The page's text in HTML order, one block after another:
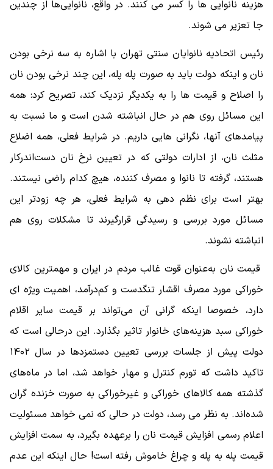
هزینه نانوایی ها را کسر می کنند. در واقع، نانوایی‌ها از چندین
جا تعزیر می شوند.
رئیس اتحادیه نانوایان سنتی تهران با اشاره به سه نرخی بودن
نان و اینکه دولت باید به صورت پله پله، این چند نرخی بودن نان
را اصلاح و قیمت ها را به یکدیگر نزدیک کند، تصریح کرد: همه
این مسائل روی هم در حال انباشته شدن است و ما نسبت به
پیامدهای آنها، نگرانی هایی داریم. در شرایط فعلی، همه اضلاع
مثلث نان، از ادارات دولتی که در تعیین نرخ نان دست‌اندرکار
هستند، گرفته تا نانوا و مصرف کننده، هیچ کدام راضی نیستند.
بهتر است برای نظم دهی به شرایط فعلی، هر چه زودتر این
مسائل مورد بررسی و رسیدگی قرارگیرند تا مشکلات روی هم
انباشته نشوند.
قیمت نان به‌عنوان قوت غالب مردم در ایران و مهمترین کالای
خوراکی مورد مصرف اقشار تنگدست و کم‌درآمد، اهمیت ویژه ای
دارد، خصوصا اینکه گرانی آن می‌تواند بر قیمت سایر اقلام
خوراکی سبد هزینه‌های خانوار تاثیر بگذارد. این درحالی است که
دولت پیش از جلسات بررسی تعیین دستمزدها در سال ۱۴۰۲
تاکید داشت که تورم کنترل و مهار خواهد شد، اما در ماه‌های
گذشته همه کالاهای خوراکی و غیرخوراکی به صورت خزنده گران
شده‌اند. به نظر می رسد، دولت در حالی که نمی خواهد مسئولیت
اعلام رسمی افزایش قیمت نان را برعهده بگیرد، به سمت افزایش
قیمت پله به پله و چراغ خاموش رفته است! حال اینکه این عدم